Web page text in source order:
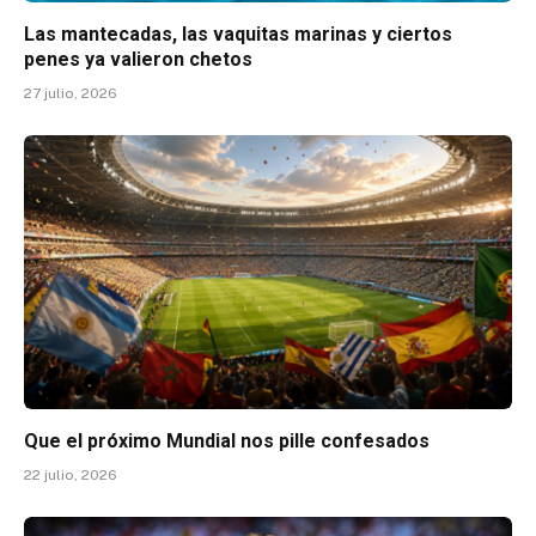
Las mantecadas, las vaquitas marinas y ciertos
penes ya valieron chetos
27 julio, 2026
Que el próximo Mundial nos pille confesados
22 julio, 2026